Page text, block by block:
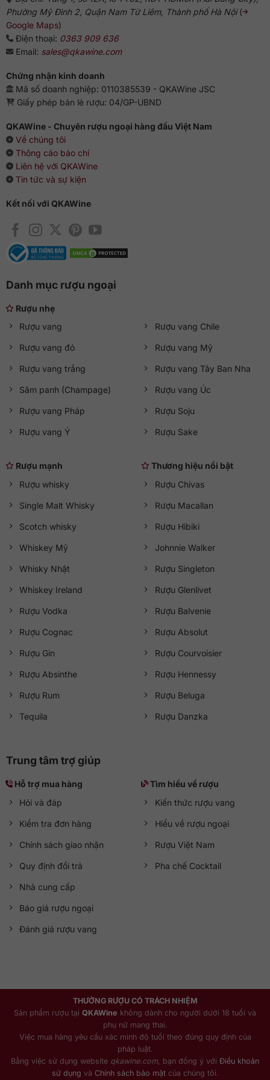
Phường Mỹ Đình 2, Quận Nam Từ Liêm, Thành phố Hà Nội(
Google Maps)
Điện thoại: 0363 909 636
Email: sales@qkawine.com
Chứng nhận kinh doanh
Mã số doanh nghiệp: 0110385539 - QKAWine JSC
Giấy phép bán lẻ rượu: 04/GP-UBND
QKAWine - Chuyên rượu ngoại hàng đầu Việt Nam
Về chúng tôi
Thông cáo báo chí
Liên hệ với QKAWine
Tin tức và sự kiện
Kết nối với QKAWine
Danh mục rượu ngoại
Rượu nhẹ
Rượu vang
Rượu vang đỏ
Rượu vang trắng
Sâm panh (Champage)
Rượu vang Pháp
Rượu vang Ý
Rượu vang Chile
Rượu vang Mỹ
Rượu vang Tây Ban Nha
Rượu vang Úc
Rượu Soju
Rượu Sake
Rượu mạnh
Rượu whisky
Single Malt Whisky
Scotch whisky
Whiskey Mỹ
Whisky Nhật
Whiskey Ireland
Rượu Vodka
Rượu Cognac
Rượu Gin
Rượu Absinthe
Rượu Rum
Tequila
Thương hiệu nổi bật
Rượu Chivas
Rượu Macallan
Rượu Hibiki
Johnnie Walker
Rượu Singleton
Rượu Glenlivet
Rượu Balvenie
Rượu Absolut
Rượu Courvoisier
Rượu Hennessy
Rượu Beluga
Rượu Danzka
Trung tâm trợ giúp
Hỗ trợ mua hàng
Hỏi và đáp
Kiểm tra đơn hàng
Chính sách giao nhận
Quy định đổi trả
Nhà cung cấp
Báo giá rượu ngoại
Đánh giá rượu vang
Tìm hiểu về rượu
Kiến thức rượu vang
Hiểu về rượu ngoại
Rượu Việt Nam
Pha chế Cocktail
THƯỞNG RƯỢU CÓ TRÁCH NHIỆM
Sản phẩm rượu tại QKAWine không dành cho người dưới 18 tuổi và
phụ nữ mang thai.
Việc mua hàng yêu cầu xác minh độ tuổi theo đúng quy định của
pháp luật.
Bằng việc sử dụng website qkawine.com , bạn đồng ý với Điều khoản
sử dụng và Chính sách bảo mậtcủa chúng tôi.